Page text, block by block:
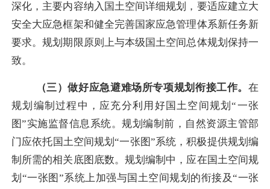
深化，主要内容纳入国土空间详细规划，要适应建立大
安全大应急框架和健全完善国家应急管理体系新任务新
要求。规划期限原则上与本级国土空间总体规划保持一
致。
（三）做好应急避难场所专项规划衔接工作。 在
规划编制过程中，应充分利用好国土空间规划“一张
图”实施监督信息系统。规划编制前，自然资源主管部
门应依托国土空间规划“一张图”系统，积极提供规划编
制所需的相关底图底数。规划编制中，应在国土空间规
划“一张图”系统上加强与国土空间规划的衔接及“一张